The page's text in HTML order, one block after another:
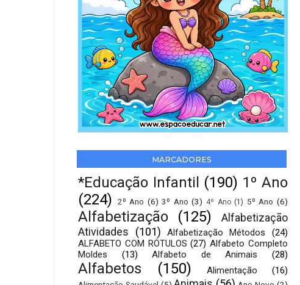
MARCADORES
*Educação Infantil (190) 1º Ano
(224)
2º Ano (6) 3º Ano (3) 4º Ano (1) 5º Ano (6)
Alfabetização (125)
Alfabetização
Atividades
(101) Alfabetização Métodos
(24)
ALFABETO COM RÓTULOS (27) Alfabeto Completo
Moldes
(13) Alfabeto de Animais (28)
Alfabetos (150) Alimentação (16)